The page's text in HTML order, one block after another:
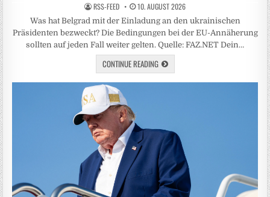
RSS-FEED 10. AUGUST 2026
Was hat Belgrad mit der Einladung an den ukrainischen
Präsidenten bezweckt? Die Bedingungen bei der EU-Annäherung
sollten auf jeden Fall weiter gelten. Quelle: FAZ.NET Dein…
CONTINUE READING